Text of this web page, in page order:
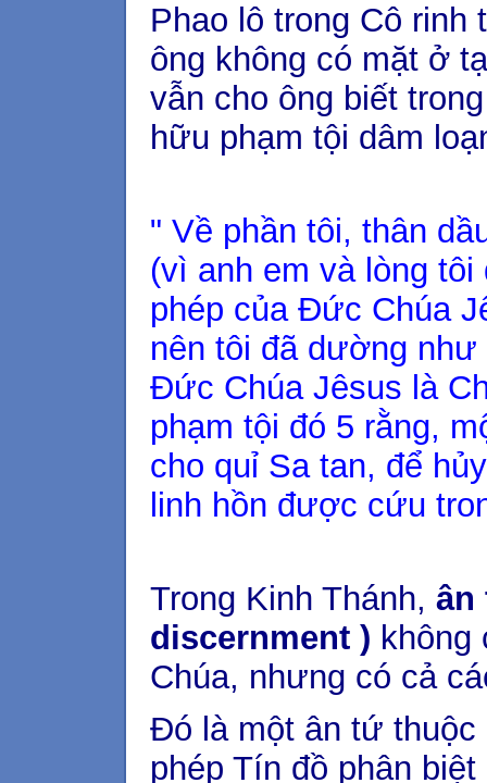
Phao lô trong Cô rinh
ông không có mặt ở
vẫn cho ông biết
hữu phạm tội dâm
" Về phần tôi, thân
(vì anh em và lòng
phép của Đức Chúa
nên tôi đã dường
Đức Chúa Jêsus là
phạm tội đó 5 rằng,
cho quỉ Sa tan, để
linh hồn được cứu
Trong Kinh Thánh, ân
discernment )
Chúa, nhưng có cả
Đó là một ân tứ
phép Tín đồ phân